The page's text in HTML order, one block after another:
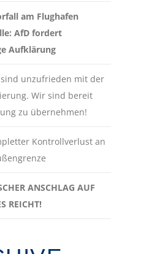
am Flughafen
AfD fordert
Aufklärung
sind unzufrieden mit der
Wir sind bereit
zu übernehmen!
Kontrollverlust an
ANSCHLAG AUF
REICHT!